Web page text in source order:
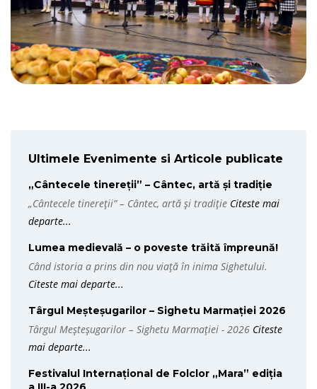
Ultimele Evenimente si Articole publicate
„Cântecele tinereții” – Cântec, artă și tradiție
„Cântecele tinereții” – Cântec, artă și tradiție Citeste mai
departe...
Lumea medievală – o poveste trăită împreună!
Când istoria a prins din nou viață în inima Sighetului.
Citeste mai departe...
Târgul Meșteșugarilor – Sighetu Marmației 2026
Târgul Meșteșugarilor – Sighetu Marmației - 2026 Citeste
mai departe...
Festivalul Internațional de Folclor „Mara” ediția